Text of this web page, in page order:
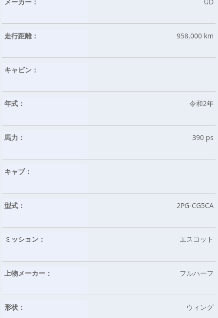
走行距離： 958,000 km
キャビン：
年式： 令和2年
馬力： 390 ps
キャブ：
型式： 2PG-CG5CA
ミッション： エスコット
上物メーカー： フルハーフ
形状： ウィング